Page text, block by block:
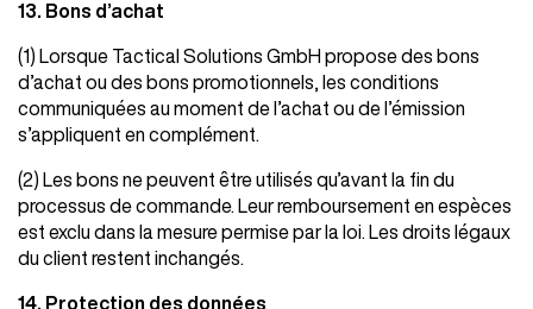
13. Bons d’achat
(1) Lorsque Tactical Solutions GmbH propose des bons
d’achat ou des bons promotionnels, les conditions
communiquées au moment de l’achat ou de l’émission
s’appliquent en complément.
(2) Les bons ne peuvent être utilisés qu’avant la fin du
processus de commande. Leur remboursement en espèces
est exclu dans la mesure permise par la loi. Les droits légaux
du client restent inchangés.
14. Protection des données